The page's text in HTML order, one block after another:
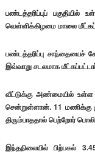
பண்டத்தரிப்புப் பகுதியில்
வெள்ளிக்கிழமை மாலை
பண்டத்தரிப்பு சாந்தையைச்
இவ்வாறு சடலமாக
வீட்டுக்கு அண்மையில் உள்ள
சென்றுள்ளான். 11 மணிக்கு
திரும்பாததால் பெற்றோர்
இந்தநிலையில் பிற்பகல்